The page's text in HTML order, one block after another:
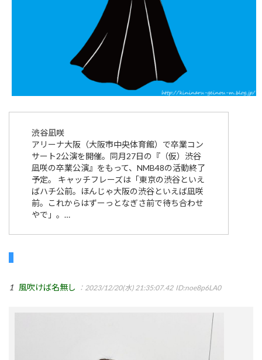
渋谷凪咲
アリーナ大阪（大阪市中央体育館）で卒業コン
サート2公演を開催。同月27日の『（仮）渋谷
凪咲の卒業公演』をもって、NMB48の活動終了
予定。 キャッチフレーズは「東京の渋谷といえ
ばハチ公前。ほんじゃ大阪の渋谷といえば凪咲
前。これからはずーっとなぎさ前で待ち合わせ
やで」。…
1 風吹けば名無し ：2023/12/20(水) 21:35:07.42 ID:noe8p6LA0